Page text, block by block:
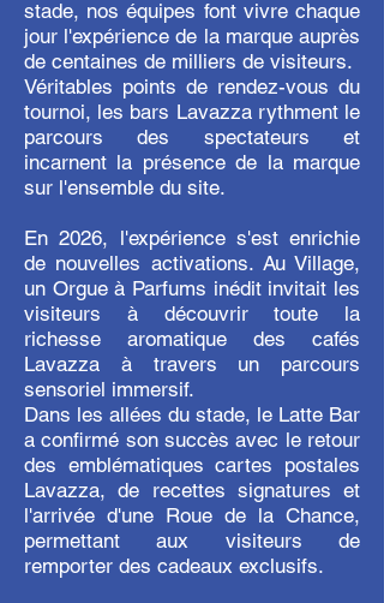
stade, nos équipes font vivre chaque
jour l'expérience de la marque auprès
de centaines de milliers de visiteurs.
Véritables points de rendez-vous du
tournoi, les bars Lavazza rythment le
parcours des spectateurs et
incarnent la présence de la marque
sur l'ensemble du site.
En 2026, l'expérience s'est enrichie
de nouvelles activations. Au Village,
un Orgue à Parfums inédit invitait les
visiteurs à découvrir toute la
richesse aromatique des cafés
Lavazza à travers un parcours
sensoriel immersif.
Dans les allées du stade, le Latte Bar
a confirmé son succès avec le retour
des emblématiques cartes postales
Lavazza, de recettes signatures et
l'arrivée d'une Roue de la Chance,
permettant aux visiteurs de
remporter des cadeaux exclusifs.